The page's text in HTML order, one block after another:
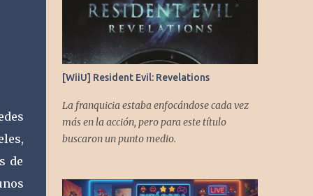
de
[WiiU] Resident Evil: Revelations
La franquicia estaba enfocándose cada vez
más en la acción, pero para este título
buscaron un punto medio.